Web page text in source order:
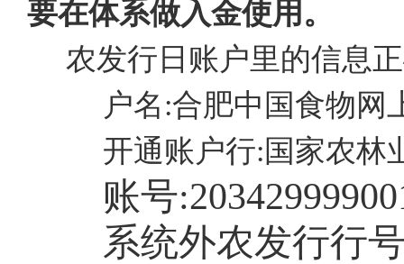
要在体系做入金使用。
农发行日账户里的信息
户名:合肥中国食物网
开通账户行:国家农林
账号:
系统外农发行行